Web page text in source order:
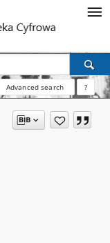
Advanced search ?